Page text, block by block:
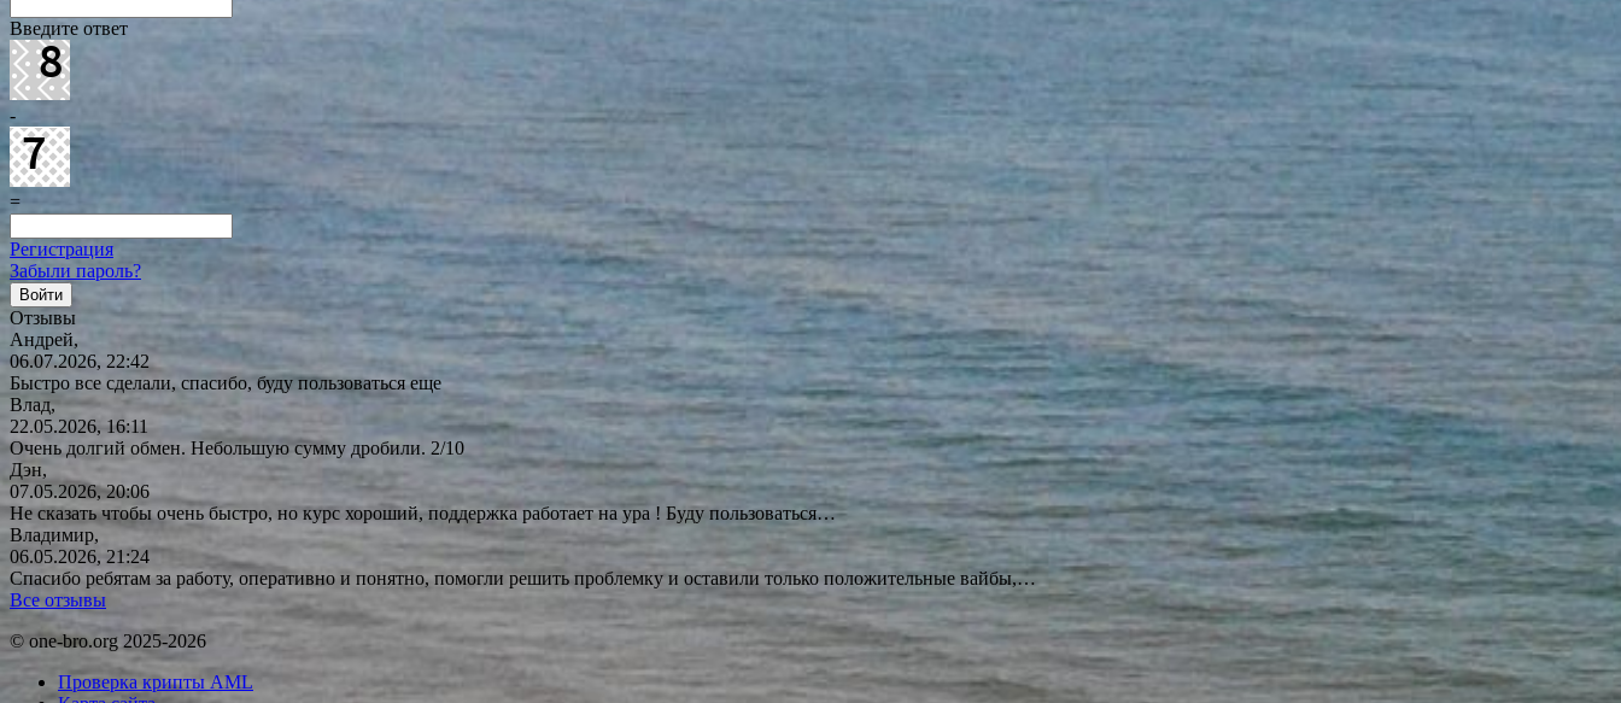
Введите ответ
-
=
Регистрация
Забыли пароль?
Отзывы
Андрей,
06.07.2026, 22:42
Быстро все сделали, спасибо, буду пользоваться еще
Влад,
22.05.2026, 16:11
Очень долгий обмен. Небольшую сумму дробили. 2/10
Дэн,
07.05.2026, 20:06
Не сказать чтобы очень быстро, но курс хороший, поддержка работает на ура ! Будупользоваться…
Владимир,
06.05.2026, 21:24
Спасибо ребятам за работу, оперативно и понятно, помогли решить проблемку и оставили только положительные вайбы,…
Все отзывы
© one-bro.org 2025-2026
Проверка крипты AML